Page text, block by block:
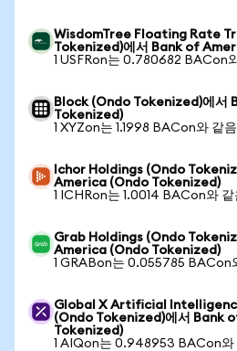
WisdomTree Floating Rate
Tokenized)에서 Bank of
1 USFRon는 0.780682 BACon
Block (Ondo Tokenized)에서
Tokenized)
1 XYZon는 1.1998 BACon와 같음
Ichor Holdings (Ondo
America (Ondo Tokenized)
1 ICHRon는 1.0014 BACon와 같
Grab Holdings (Ondo
America (Ondo Tokenized)
1 GRABon는 0.055785 BACon
Global X Artificial
(Ondo Tokenized)에서 Bank
Tokenized)
1 AIQon는 0.948953 BACon와